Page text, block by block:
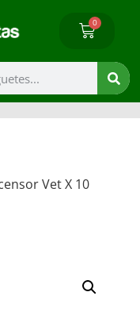
0
Vet X 10